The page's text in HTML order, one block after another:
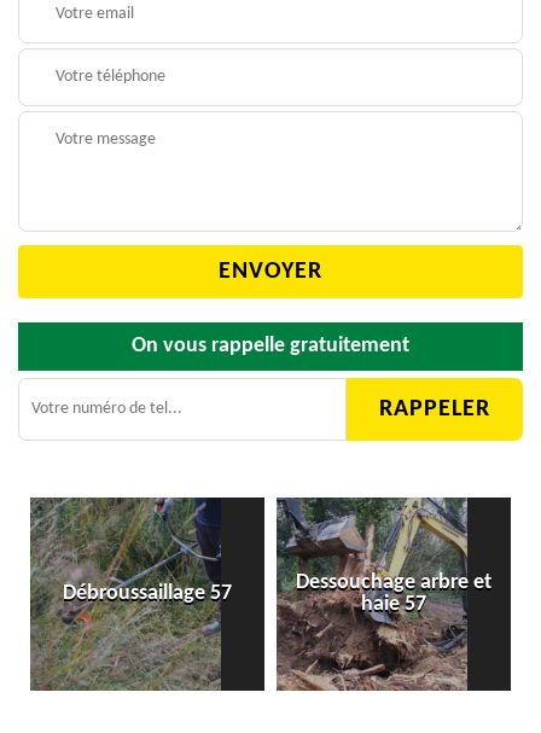
On vous rappelle gratuitement
Débroussaillage 57
Dessouchage arbre et
haie 57